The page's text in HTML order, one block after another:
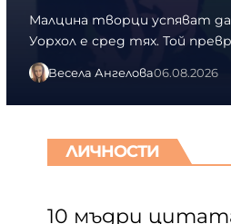
Малцина творци успяват
Уорхол е сред тях. Той
Весела Ангелова06.08.2026
ЛИЧНОСТИ
10 мъдри